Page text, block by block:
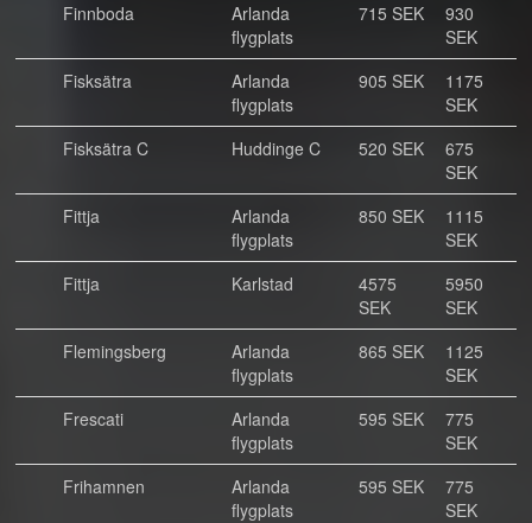
Finnboda
Arlanda
flygplats
715 SEK
930
SEK
Fisksätra
Arlanda
flygplats
905 SEK
1175
SEK
Fisksätra C
Huddinge C 520 SEK
675
SEK
Fittja
Arlanda
flygplats
850 SEK
1115
SEK
Fittja
Karlstad
4575
SEK
5950
SEK
Flemingsberg
Arlanda
flygplats
865 SEK
1125
SEK
Frescati
Arlanda
flygplats
595 SEK
775
SEK
Frihamnen
Arlanda
flygplats
595 SEK
775
SEK